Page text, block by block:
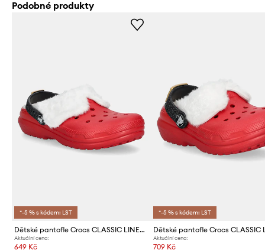
Podobné produkty
*-5 % s kódem: LST
Dětské pantofle Crocs CLASSIC LINED SANTA CLOG
Aktuální cena:
649 Kč
*-5 % s kódem: LST
Aktuální cena:
709 Kč